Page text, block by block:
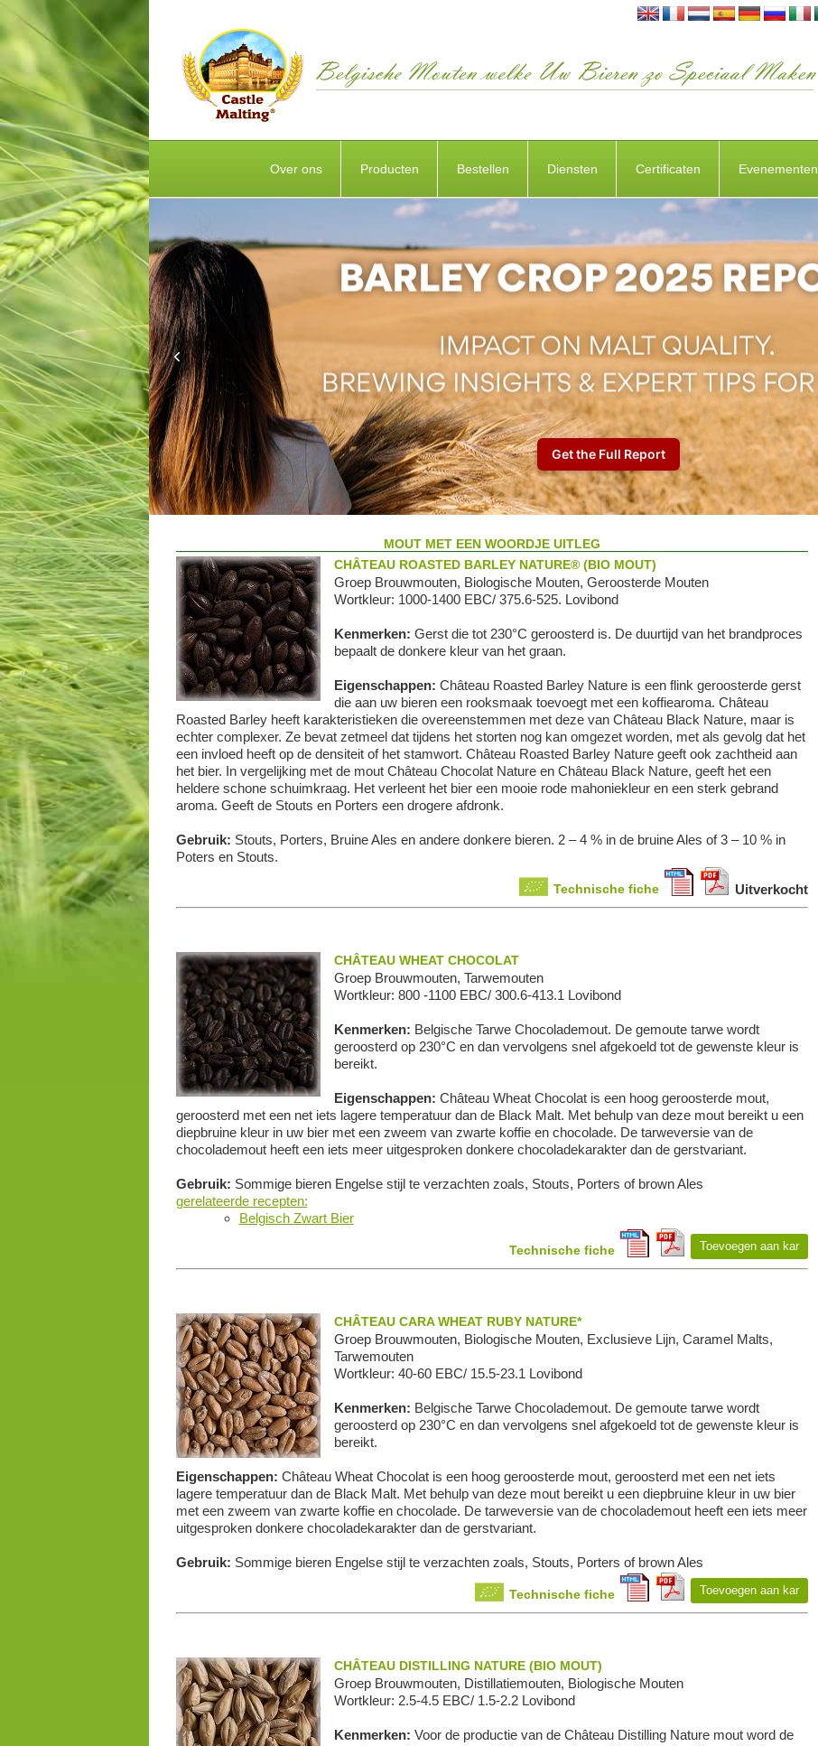
Over ons Producten Bestellen Diensten Certificaten Evenementen
MOUT MET EEN WOORDJE UITLEG
CHÂTEAU ROASTED BARLEY NATURE® (BIO MOUT)
Groep Brouwmouten, Biologische Mouten, Geroosterde Mouten
Wortkleur: 1000-1400 EBC/ 375.6-525. Lovibond
Kenmerken: Gerst die tot 230°C geroosterd is. De duurtijd van het brandproces
bepaalt de donkere kleur van het graan.
Eigenschappen: Château Roasted Barley Nature is een flink geroosterde gerst
die aan uw bieren een rooksmaak toevoegt met een koffiearoma. Château
Roasted Barley heeft karakteristieken die overeenstemmen met deze van Château Black Nature, maar is
echter complexer. Ze bevat zetmeel dat tijdens het storten nog kan omgezet worden, met als gevolg dat het
een invloed heeft op de densiteit of het stamwort. Château Roasted Barley Nature geeft ook zachtheid aan
het bier. In vergelijking met de mout Château Chocolat Nature en Château Black Nature, geeft het een
heldere schone schuimkraag. Het verleent het bier een mooie rode mahoniekleur en een sterk gebrand
aroma. Geeft de Stouts en Porters een drogere afdronk.
Gebruik: Stouts, Porters, Bruine Ales en andere donkere bieren. 2 – 4 % in de bruine Ales of 3 – 10 % in
Poters en Stouts.
Technische fiche Uitverkocht
CHÂTEAU WHEAT CHOCOLAT
Groep Brouwmouten, Tarwemouten
Wortkleur: 800 -1100 EBC/ 300.6-413.1 Lovibond
Kenmerken: Belgische Tarwe Chocolademout. De gemoute tarwe wordt
geroosterd op 230°C en dan vervolgens snel afgekoeld tot de gewenste kleur is
bereikt.
Eigenschappen: Château Wheat Chocolat is een hoog geroosterde mout,
geroosterd met een net iets lagere temperatuur dan de Black Malt. Met behulp van deze mout bereikt u een
diepbruine kleur in uw bier met een zweem van zwarte koffie en chocolade. De tarweversie van de
chocolademout heeft een iets meer uitgesproken donkere chocoladekarakter dan de gerstvariant.
Gebruik: Sommige bieren Engelse stijl te verzachten zoals, Stouts, Porters of brown Ales
gerelateerde recepten:
Belgisch Zwart Bier
Technische fiche Toevoegen aan kar
CHÂTEAU CARA WHEAT RUBY NATURE*
Groep Brouwmouten, Biologische Mouten, Exclusieve Lijn, Caramel Malts,
Tarwemouten
Wortkleur: 40-60 EBC/ 15.5-23.1 Lovibond
Kenmerken: Belgische Tarwe Chocolademout. De gemoute tarwe wordt
geroosterd op 230°C en dan vervolgens snel afgekoeld tot de gewenste kleur is
bereikt.
Eigenschappen: Château Wheat Chocolat is een hoog geroosterde mout, geroosterd met een net iets
lagere temperatuur dan de Black Malt. Met behulp van deze mout bereikt u een diepbruine kleur in uw bier
met een zweem van zwarte koffie en chocolade. De tarweversie van de chocolademout heeft een iets meer
uitgesproken donkere chocoladekarakter dan de gerstvariant.
Gebruik: Sommige bieren Engelse stijl te verzachten zoals, Stouts, Porters of brown Ales
Technische fiche Toevoegen aan kar
CHÂTEAU DISTILLING NATURE (BIO MOUT)
Groep Brouwmouten, Distillatiemouten, Biologische Mouten
Wortkleur: 2.5-4.5 EBC/ 1.5-2.2 Lovibond
Kenmerken: Voor de productie van de Château Distilling Nature mout word de